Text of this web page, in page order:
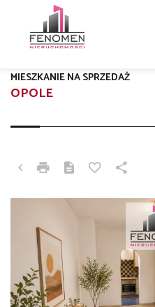
OPOLE
MIESZKANIE NA SPRZEDAŻ